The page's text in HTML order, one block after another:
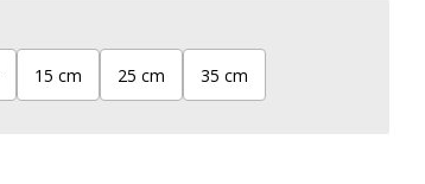
15 cm 25 cm 35 cm